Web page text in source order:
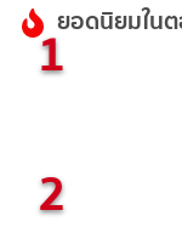
ยอดนิยมใน
1
2